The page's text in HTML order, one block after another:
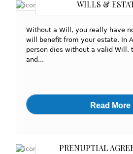
WILLS &
Without a Will, you really have
will benefit from your estate. In
person dies without a valid Will,
and...
Read More
PRENUPTIAL